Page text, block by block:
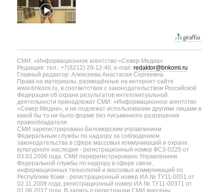
СМИ: «Информационное агентство «Север-Медиа»
Редакция: тел.: +7(8212) 29-12-40, e-mail: redaktor@bnkomi.ru
Главный редактор: Алексеева Анастасия Сергеевна.
Права на материалы, размещённые на интернет-сайте
www.bnkomi.ru, в соответствии с законодательством Российской
Федерации об охране результатов интеллектуальной
деятельности принадлежат СМИ: «Информационное агентство
«Север-Медиа», и не подлежат использованию другими лицами в
какой бы то ни было форме без письменного разрешения
правообладателя.
СМИ зарегистрировано Беломорским управлением
Федеральным службы по надзору за соблюдением
законодательства в сфере массовых коммуникаций и охране
культурного наследия - регистрационный номер ФС3-0225 от
03.03.2006 года. СМИ перерегистрировано Управлением
Федеральной службы по надзору в сфере связи,
информационных технологий и массовых коммуникаций по
Республике Коми - регистрационный номер ИА № ТУ11-0051 от
02.11.2009 года, регистрационный номер ИА № ТУ11-00371 от
01.06.2017 года. В запись о регистрации СМИ внесены